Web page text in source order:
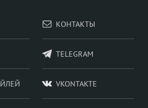
КОНТАКТЫ
TELEGRAM
VKONTAKTE